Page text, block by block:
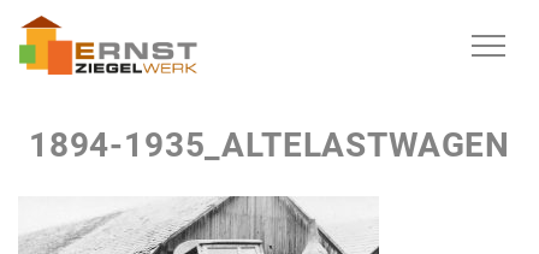
1894-1935_ALTELASTWAGEN